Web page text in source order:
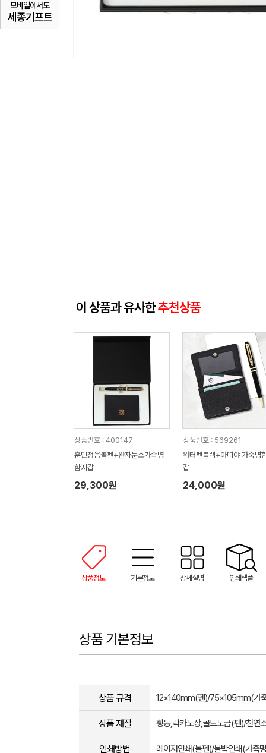
모바일에서도
세종기프트
이 상품과 유사한추천상품
상품번호 : 400147
훈민정음볼펜+완자문소가죽명
함지갑
29,300원
상품번호 : 569261
워터펜블랙+아띠야 가죽명
갑
24,000원
상품정보 기본정보 상세설명 인쇄샘플
상품 기본정보
상품 규격 12×140mm(펜)/75×105mm(가
상품 재질 황동,락카도장,골드도금(펜)/천연
인쇄방법 레이저인쇄(볼펜)/불박인쇄(가죽